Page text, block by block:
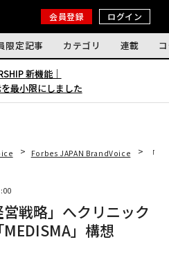
会員登録 ログイン
限定記事 カテゴリ 連載
新機能｜
最小限にしました
Forbes JAPAN BrandVoice 「
営戦略」へクリニック
」構想